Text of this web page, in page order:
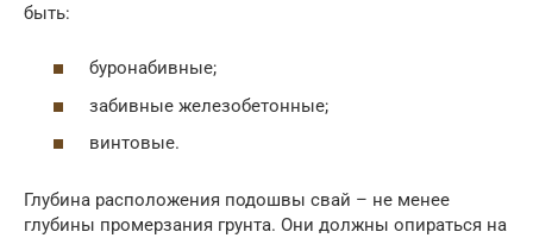
быть:
буронабивные;
забивные железобетонные;
винтовые.
Глубина расположения подошвы свай – не менее
глубины промерзания грунта. Они должны опираться на